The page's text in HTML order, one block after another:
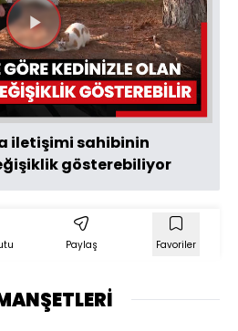
Videoyu
Oynat
iletişimi sahibinin
gösterebiliyor
Paylaş Favoriler